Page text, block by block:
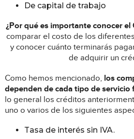
De capital de trabajo
¿Por qué es importante conocer el
comparar el costo de los
y conocer cuánto terminarás
de adquirir un
Como hemos mencionado, los
dependen de cada tipo de servicio
lo general los créditos
uno o varios de los siguientes
Tasa de interés sin IVA.